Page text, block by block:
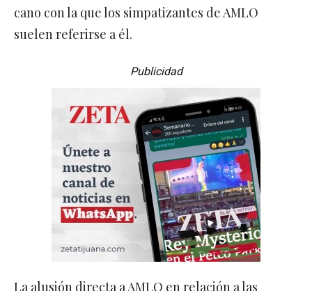
cano con la que los simpatizantes de AMLO
suelen referirse a él.
Publicidad
La alusión directa a AMLO en relación a las